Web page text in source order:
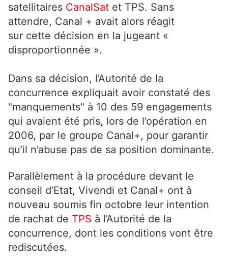
satellitaires CanalSat et TPS. Sans
attendre, Canal + avait alors réagit
sur cette décision en la jugeant «
disproportionnée ».
Dans sa décision, l’Autorité de la
concurrence expliquait avoir constaté des
"manquements" à 10 des 59 engagements
qui avaient été pris, lors de l’opération en
2006, par le groupe Canal+, pour garantir
qu’il n’abuse pas de sa position dominante.
Parallèlement à la procédure devant le
conseil d’Etat, Vivendi et Canal+ ont à
nouveau soumis fin octobre leur intention
de rachat de TPS à l’Autorité de la
concurrence, dont les conditions vont être
rediscutées.